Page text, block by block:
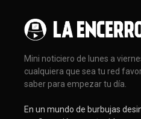
Mini noticiero de lunes a
cualquiera que sea tu red
saber para empezar tu día.
En un mundo de burbujas